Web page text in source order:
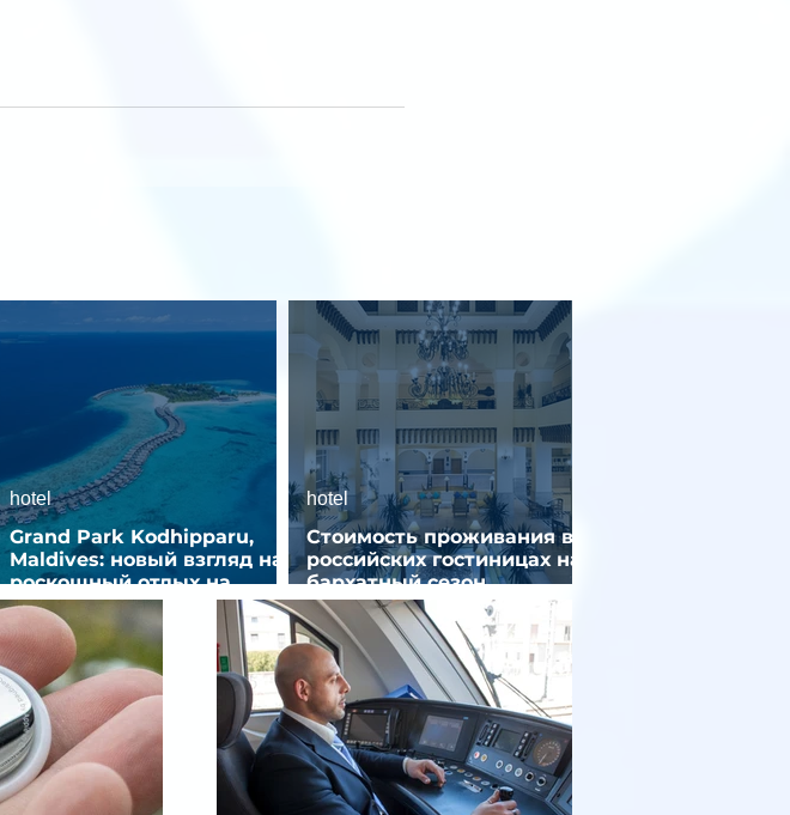
Grand Park Kodhipparu,
Maldives: новый взгляд на
роскошный отдых на
Мальдивах
hotel
Стоимость проживания в
российских гостиницах на
бархатный сезон
снизилась на 9%
hotel